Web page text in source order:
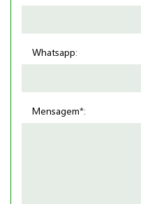
Whatsapp:
Mensagem*: